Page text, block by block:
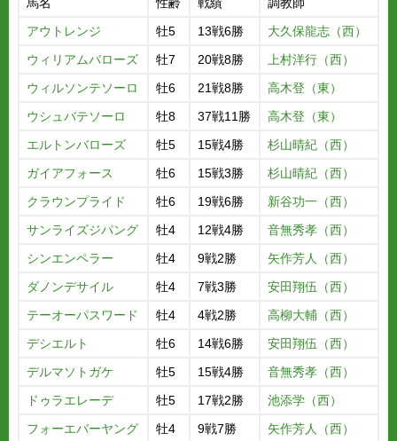
馬名 性齢 戦績
調教師
アウトレンジ
牡5 13戦6勝
大久保龍志（西）
ウィリアムバローズ
牡7 20戦8勝
上村洋行（西）
ウィルソンテソーロ
牡6 21戦8勝
高木登（東）
ウシュバテソーロ
牡8 37戦11勝
高木登（東）
エルトンバローズ
牡5 15戦4勝
杉山晴紀（西）
ガイアフォース
牡6 15戦3勝
杉山晴紀（西）
クラウンプライド
牡6 19戦6勝
新谷功一（西）
サンライズジパング
牡4 12戦4勝
音無秀孝（西）
シンエンペラー
牡4 9戦2勝
矢作芳人（西）
ダノンデサイル
牡4 7戦3勝
安田翔伍（西）
テーオーパスワード
牡4 4戦2勝
高柳大輔（西）
デシエルト
牡6 14戦6勝
安田翔伍（西）
デルマソトガケ
牡5 15戦4勝
音無秀孝（西）
ドゥラエレーデ
牡5 17戦2勝
池添学（西）
フォーエバーヤング
牡4 9戦7勝
矢作芳人（西）